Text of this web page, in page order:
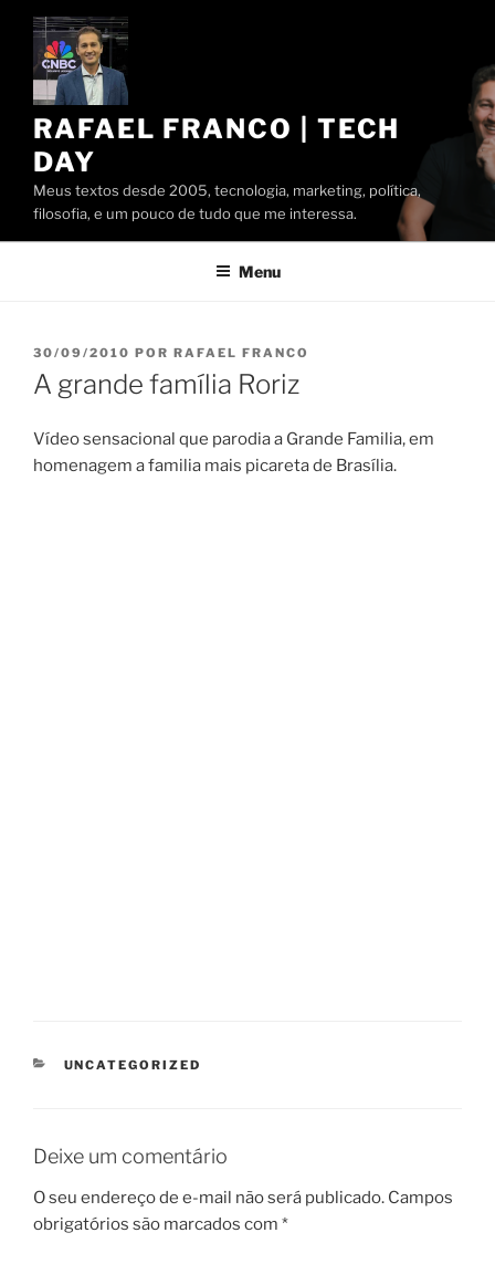
Pular
conteúdo
RAFAEL FRANCO | TECH
DAY
Meus textos desde 2005, tecnologia, marketing, política,
filosofia, e um pouco de tudo que me interessa.
Menu
PUBLICADO
EM
30/09/2010 POR RAFAEL FRANCO
A grande família Roriz
Vídeo sensacional que parodia a Grande Familia, em
homenagem a familia mais picareta de Brasília.
CATEGORIAS
UNCATEGORIZED
Deixe um comentário
O seu endereço de e-mail não será publicado. Campos
obrigatórios são marcados com *